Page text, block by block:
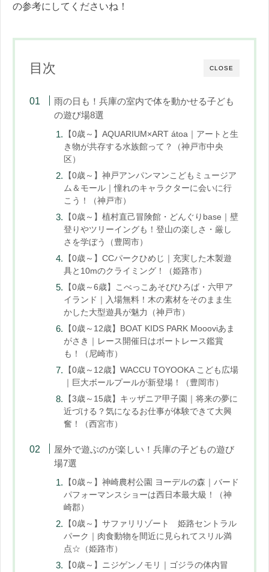
の参考にしてくださいね！
CLOSE
目次
雨の日も！兵庫の室内で体を動かせる子ども
の遊び場8選
【0歳～】AQUARIUM×ART átoa｜アートと生
き物が共存する水族館って？（神戸市中央
区）
【0歳～】神戸アンパンマンこどもミュージア
ム＆モール｜憧れのキャラクターに会いに行
こう！（神戸市）
【0歳～】植村直己冒険館・どんぐりbase｜壁
登りやツリーイングも！登山の楽しさ・厳し
さを学ぼう（豊岡市）
【0歳～】CCパークひめじ｜充実した木製遊
具と10mのクライミング！（姫路市）
【0歳～6歳】こべっこあそびひろば・六甲ア
イランド｜入場無料！木の素材をそのまま生
かした大型遊具が魅力（神戸市）
【0歳～12歳】BOAT KIDS PARK Moooviあま
がさき｜レース開催日はボートレース鑑賞
も！（尼崎市）
【0歳～12歳】WACCU TOYOOKA こども広場
｜巨大ボールプールが新登場！（豊岡市）
【3歳～15歳】キッザニア甲子園｜将来の夢に
近づける？気になるお仕事が体験できて大興
奮！（西宮市）
屋外で遊ぶのが楽しい！兵庫の子どもの遊び
場7選
【0歳～】神崎農村公園 ヨーデルの森｜バード
パフォーマンスショーは西日本最大級！（神
崎郡）
【0歳～】サファリリゾート 姫路セントラル
パーク｜肉食動物を間近に見られてスリル満
点☆（姫路市）
【0歳～】ニジゲンノモリ｜ゴジラの体内冒